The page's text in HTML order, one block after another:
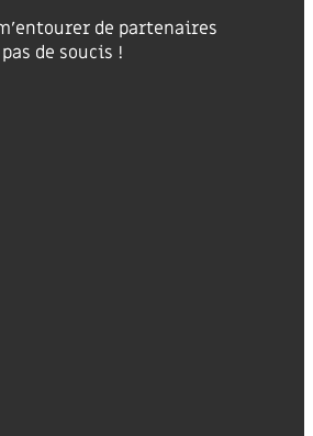
de partenaires
de soucis !